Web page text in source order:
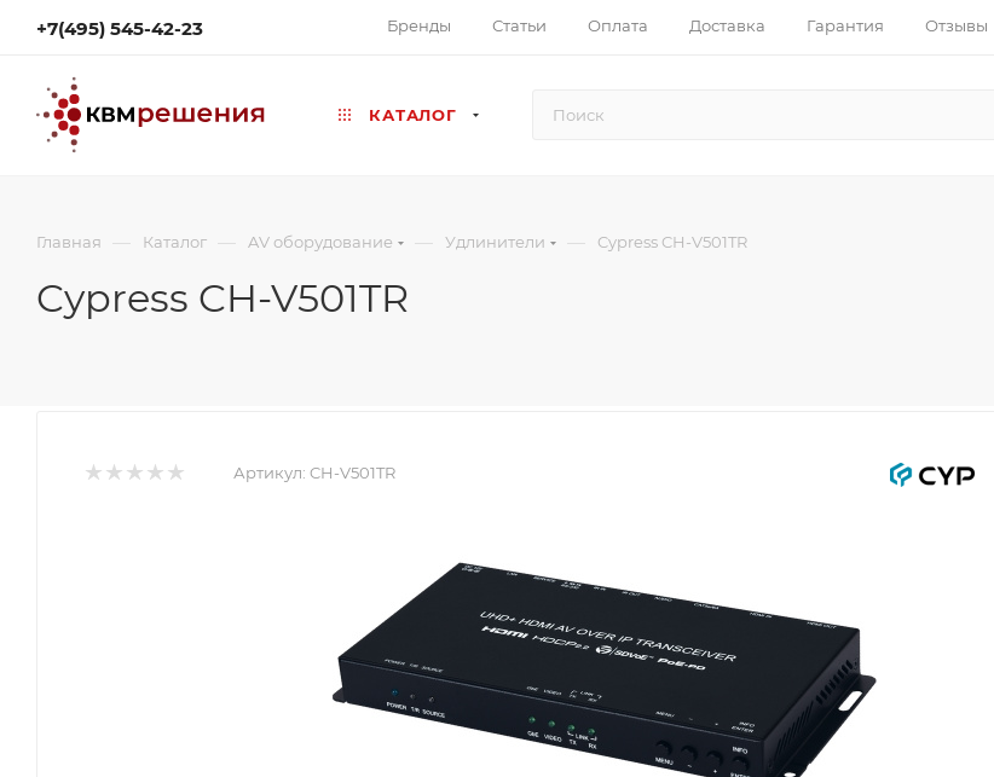
+7(495) 545-42-23 Бренды Статьи Оплата Доставка Гарантия Отзывы
КАТАЛОГ
Главная — Каталог — AV оборудование — Удлинители — Cypress CH-V501TR
Cypress CH-V501TR
Артикул: CH-V501TR